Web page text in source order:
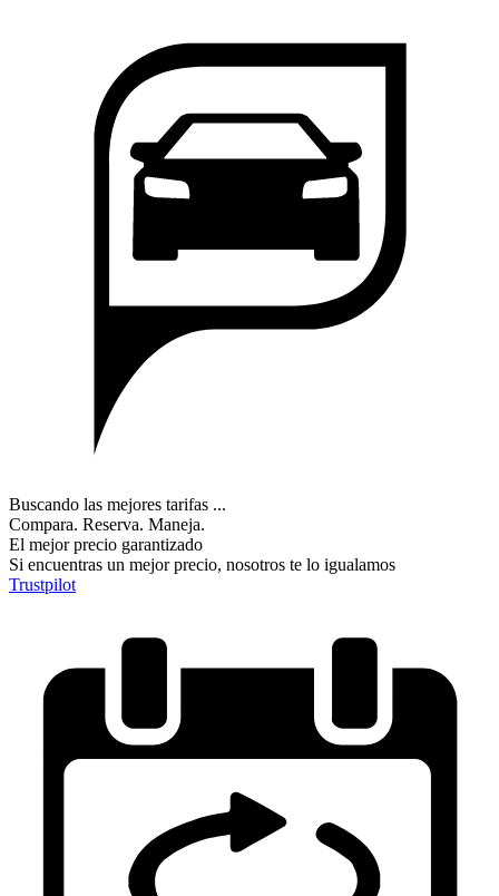
Buscando las mejores tarifas ...
Compara. Reserva. Maneja.
El mejor precio garantizado
Si encuentras un mejor precio, nosotros te lo igualamos
Trustpilot